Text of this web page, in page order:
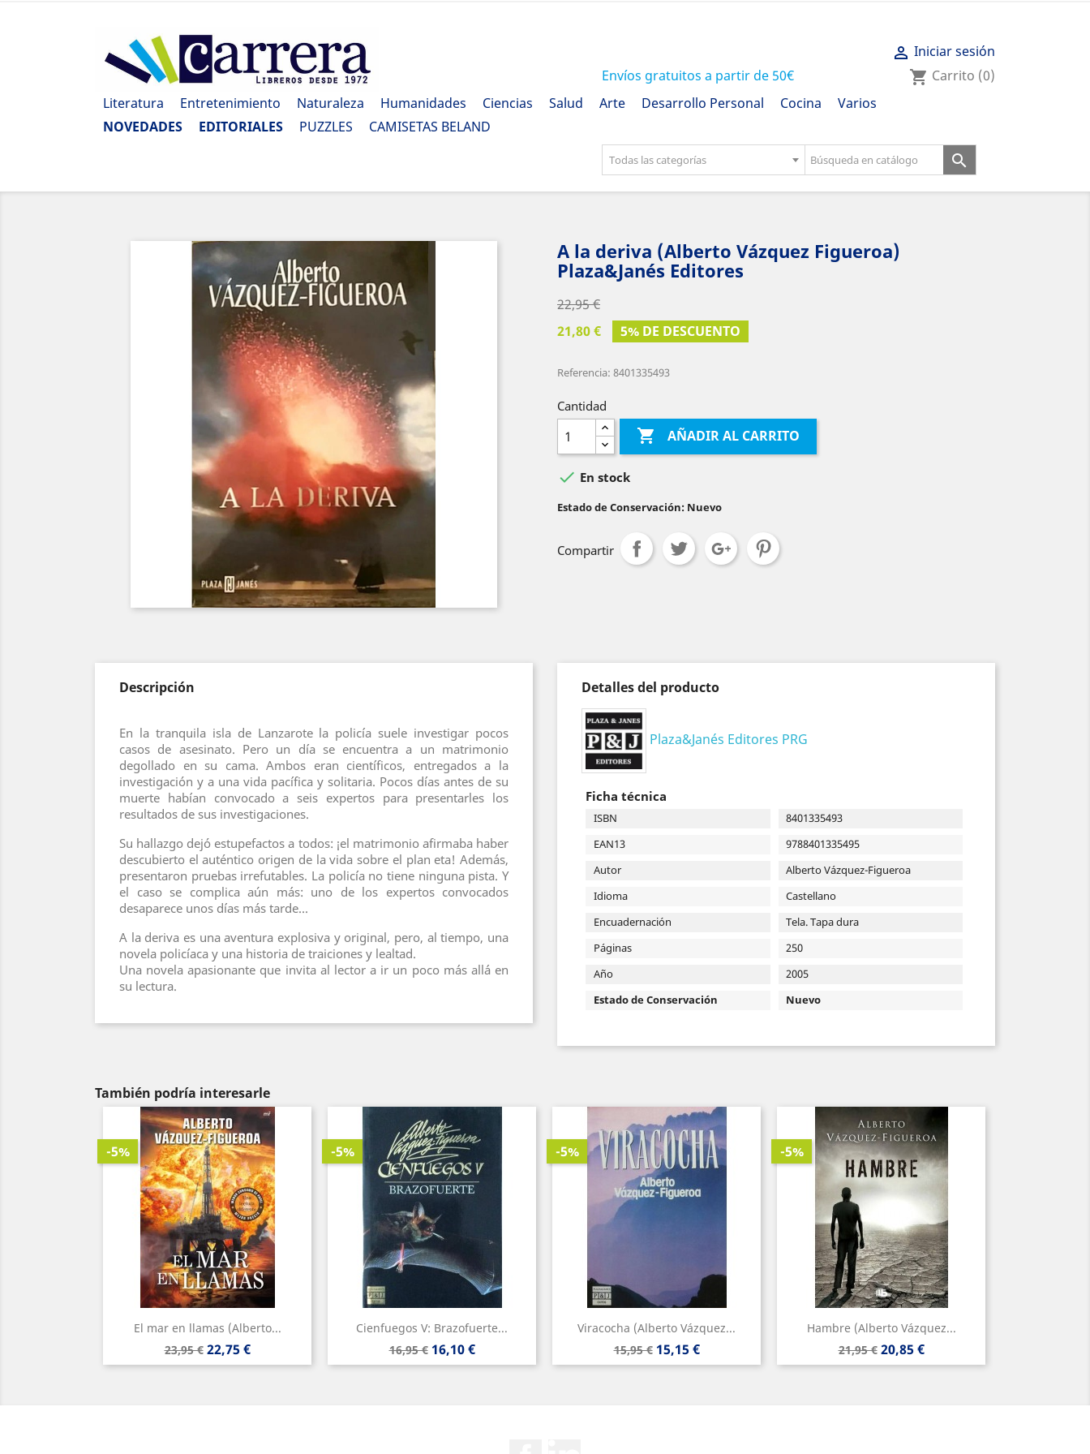
Envíos gratuitos a partir de 50€
Literatura
Entretenimiento Naturaleza Humanidades Ciencias Salud Arte Desarrollo Personal Cocina
Varios
NOVEDADES
EDITORIALES PUZZLES CAMISETAS BELAND
 Iniciar sesión
shopping_cart Carrito (0)
Todas las categorías 
A la deriva (Alberto Vázquez Figueroa)
Plaza&Janés Editores
22,95 €
21,80 €
5% DE DESCUENTO
Referencia: 8401335493
Cantidad
 AÑADIR AL CARRITO
 En stock
Estado de Conservación: Nuevo
Compartir
Descripción
En la tranquila isla de Lanzarote la policía suele investigar pocos
casos de asesinato. Pero un día se encuentra a un matrimonio
degollado en su cama. Ambos eran científicos, entregados a la
investigación y a una vida pacífica y solitaria. Pocos días antes de su
muerte habían convocado a seis expertos para presentarles los
resultados de sus investigaciones.
Su hallazgo dejó estupefactos a todos: ¡el matrimonio afirmaba haber
descubierto el auténtico origen de la vida sobre el plan eta! Además,
presentaron pruebas irrefutables. La policía no tiene ninguna pista. Y
el caso se complica aún más: uno de los expertos convocados
desaparece unos días más tarde...
A la deriva es una aventura explosiva y original, pero, al tiempo, una
novela policíaca y una historia de traiciones y lealtad.
Una novela apasionante que invita al lector a ir un poco más allá en
su lectura.
Detalles del producto
Plaza&Janés Editores PRG
Ficha técnica
ISBN
8401335493
EAN13
9788401335495
Autor
Alberto Vázquez-Figueroa
Idioma
Castellano
Encuadernación
Tela. Tapa dura
Páginas
250
Año
2005
Estado de Conservación
Nuevo
También podría interesarle
El mar en llamas (Alberto...
Precio
base
23,95 €
-5%
Precio
22,75 €
Cienfuegos V: Brazofuerte...
Precio
base
16,95 €
-5%
Precio
16,10 €
Viracocha (Alberto Vázquez...
Precio
base
15,95 €
-5%
Precio
15,15 €
Hambre (Alberto Vázquez...
Precio
base
21,95 €
-5%
Precio
20,85 €